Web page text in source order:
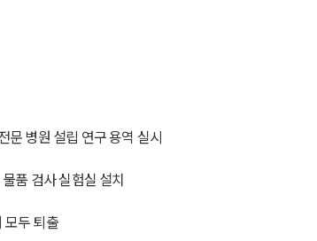
문 병원 설립 연구 용역 실시
품 검사 실험실 설치
모두 퇴출